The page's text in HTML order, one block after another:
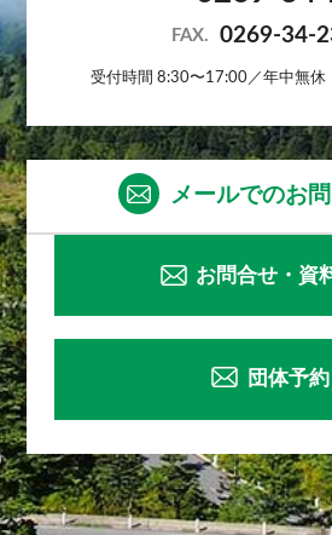
FAX. 0269-34-
受付時間 8:30〜17:00／年中無休
メールでのお
お問合せ・資
団体予約